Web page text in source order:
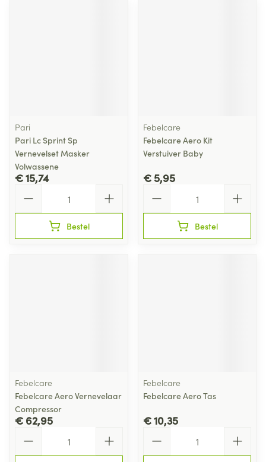
Pari
Pari Lc Sprint Sp
Vernevelset Masker
Volwassene
€ 15,74
Bestel
Febelcare
Febelcare Aero Kit
Verstuiver Baby
€ 5,95
Bestel
Febelcare
Febelcare Aero Vernevelaar
Compressor
€ 62,95
Febelcare
Febelcare Aero Tas
€ 10,35